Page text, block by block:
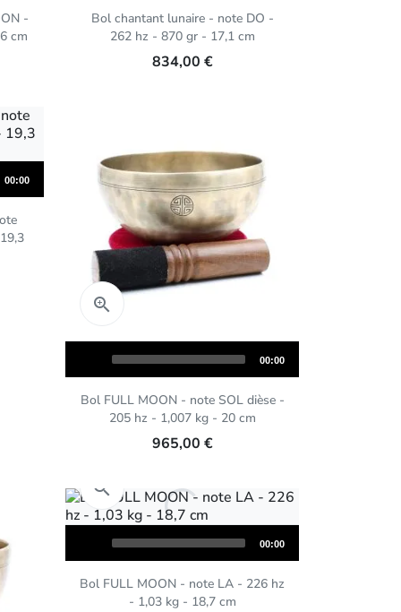
-
cm
Bol chantant lunaire - note DO -
262 hz - 870 gr - 17,1 cm
834,00 €
Total
00:00

Total
00:00
Bol FULL MOON - note SOL dièse -
205 hz - 1,007 kg - 20 cm
965,00 €
 Aperçu rapide
Total
00:00
Bol FULL MOON - note LA - 226 hz
- 1,03 kg - 18,7 cm